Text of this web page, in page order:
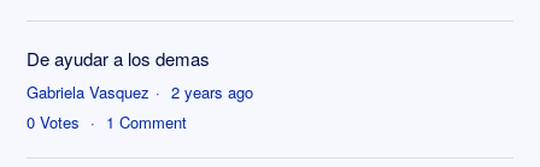
De ayudar a los demas
Gabriela Vasquez
2 years ago
0 Votes 1 Comment